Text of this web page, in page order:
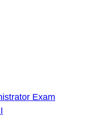
Exam